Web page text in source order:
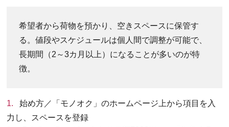
希望者から荷物を預かり、空きスペースに保管す
る。値段やスケジュールは個人間で調整が可能で、
長期間（2～3カ月以上）になることが多いのが特
徴。
始め方／「モノオク」のホームページ上から項目を入
力し、スペースを登録